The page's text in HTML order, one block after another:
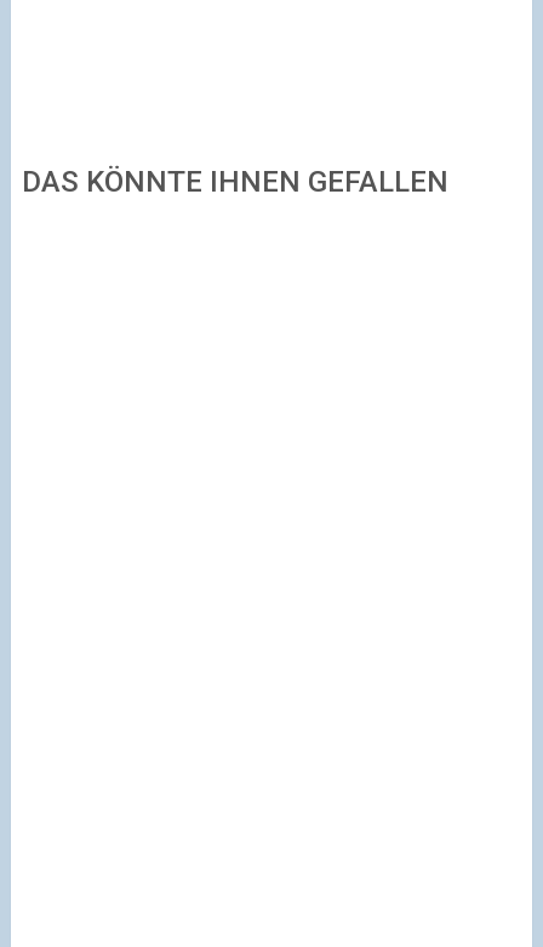
DAS KÖNNTE IHNEN GEFALLEN